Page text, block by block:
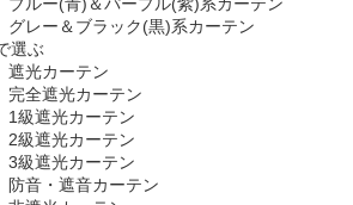
グレー＆ブラック(黒)系カーテン
選ぶ
遮光カーテン
完全遮光カーテン
1級遮光カーテン
2級遮光カーテン
3級遮光カーテン
防音・遮音カーテン